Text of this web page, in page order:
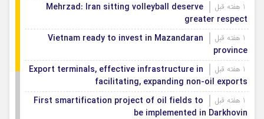
Mehrzad: Iran sitting volleyball deserve
greater respect
Vietnam ready to invest in Mazandaran
province
Export terminals, effective infrastructure in
facilitating, expanding non-oil exports
First smartification project of oil fields to
be implemented in Darkhovin